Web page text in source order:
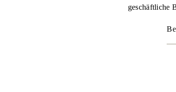
geschäftliche